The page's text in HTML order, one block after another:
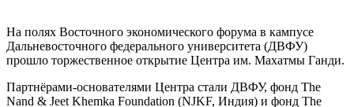
На полях Восточного экономического форума в кампусе
Дальневосточного федерального университета (ДВФУ)
прошло торжественное открытие Центра им. Махатмы Ганди.
Партнёрами-основателями Центра стали ДВФУ, фонд The
Nand & Jeet Khemka Foundation (NJKF, Индия) и фонд The